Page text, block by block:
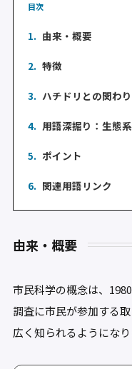
目次
1. 由来・概要
2. 特徴
3. ハチドリとの関わり
4. 用語深掘り：生態
5. ポイント
6. 関連用語リンク
由来・概要
市民科学の概念は、
調査に市民が参加する
広く知られるようになり